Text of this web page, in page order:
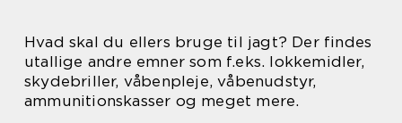
Hvad skal du ellers bruge til jagt? Der findes
utallige andre emner som f.eks. lokkemidler,
skydebriller, våbenpleje, våbenudstyr,
ammunitionskasser og meget mere.